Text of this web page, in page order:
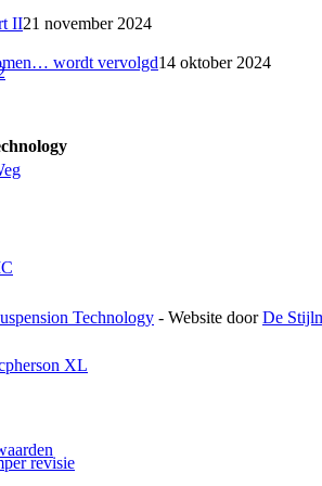
XL
revisie
II21 november 2024
wordt vervolgd14 oktober 2024
Technology - Website doorDe